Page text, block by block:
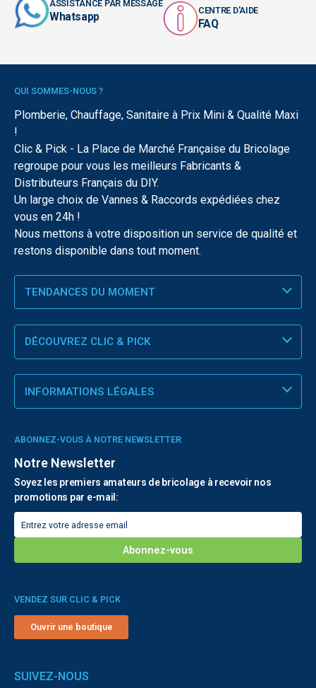
ASSISTANCE PAR MESSAGE
Whatsapp CENTRE D'AIDE
FAQ
QUI SOMMES-NOUS ?
Plomberie, Chauffage, Sanitaire à Prix Mini & Qualité Maxi
!
Clic & Pick - La Place de Marché Française du Bricolage
regroupe pour vous les meilleurs Fabricants &
Distributeurs Français du DIY.
Un large choix de Vannes & Raccords expédiées chez
vous en 24h !
Nous mettons à votre disposition un service de qualité et
restons disponible dans tout moment.
TENDANCES DU MOMENT
DÉCOUVREZ CLIC & PICK
INFORMATIONS LÉGALES
ABONNEZ-VOUS À NOTRE NEWSLETTER
Notre Newsletter
Soyez les premiers amateurs de bricolage à recevoir nos
promotions par e-mail:
VENDEZ SUR CLIC & PICK
Ouvrir une boutique
SUIVEZ-NOUS